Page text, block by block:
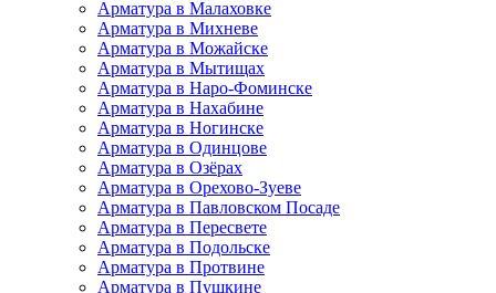
Арматура в Малаховке
Арматура в Михневе
Арматура в Можайске
Арматура в Мытищах
Арматура в Наро-Фоминске
Арматура в Нахабине
Арматура в Ногинске
Арматура в Одинцове
Арматура в Озёрах
Арматура в Орехово-Зуеве
Арматура в Павловском Посаде
Арматура в Пересвете
Арматура в Подольске
Арматура в Протвине
Арматура в Пушкине